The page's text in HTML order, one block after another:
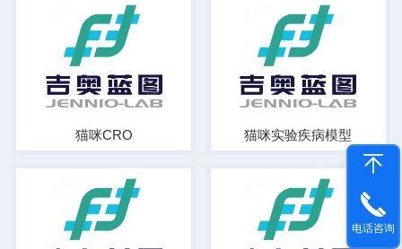
猫咪CRO 猫咪实验疾病模型
电话咨询